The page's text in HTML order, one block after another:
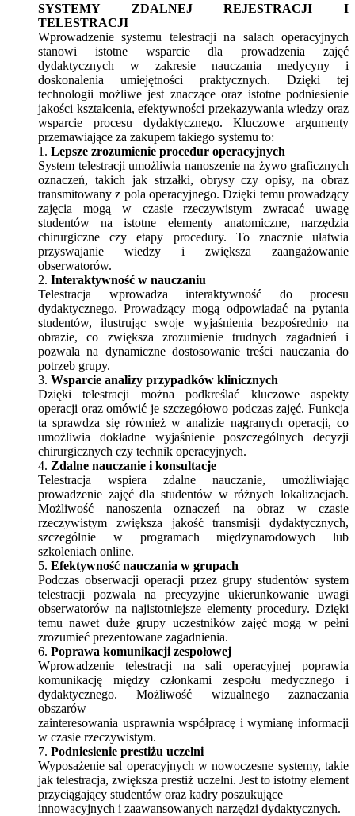
SYSTEMY ZDALNEJ REJESTRACJI I
TELESTRACJI
Wprowadzenie systemu telestracji na salach operacyjnych
stanowi istotne wsparcie dla prowadzenia zajęć
dydaktycznych w zakresie nauczania medycyny i
doskonalenia umiejętności praktycznych. Dzięki tej
technologii możliwe jest znaczące oraz istotne podniesienie
jakości kształcenia, efektywności przekazywania wiedzy oraz
wsparcie procesu dydaktycznego. Kluczowe argumenty
przemawiające za zakupem takiego systemu to:
1. Lepsze zrozumienie procedur operacyjnych
System telestracji umożliwia nanoszenie na żywo graficznych
oznaczeń, takich jak strzałki, obrysy czy opisy, na obraz
transmitowany z pola operacyjnego. Dzięki temu prowadzący
zajęcia mogą w czasie rzeczywistym zwracać uwagę
studentów na istotne elementy anatomiczne, narzędzia
chirurgiczne czy etapy procedury. To znacznie ułatwia
przyswajanie wiedzy i zwiększa zaangażowanie
obserwatorów.
2. Interaktywność w nauczaniu
Telestracja wprowadza interaktywność do procesu
dydaktycznego. Prowadzący mogą odpowiadać na pytania
studentów, ilustrując swoje wyjaśnienia bezpośrednio na
obrazie, co zwiększa zrozumienie trudnych zagadnień i
pozwala na dynamiczne dostosowanie treści nauczania do
potrzeb grupy.
3. Wsparcie analizy przypadków klinicznych
Dzięki telestracji można podkreślać kluczowe aspekty
operacji oraz omówić je szczegółowo podczas zajęć. Funkcja
ta sprawdza się również w analizie nagranych operacji, co
umożliwia dokładne wyjaśnienie poszczególnych decyzji
chirurgicznych czy technik operacyjnych.
4. Zdalne nauczanie i konsultacje
Telestracja wspiera zdalne nauczanie, umożliwiając
prowadzenie zajęć dla studentów w różnych lokalizacjach.
Możliwość nanoszenia oznaczeń na obraz w czasie
rzeczywistym zwiększa jakość transmisji dydaktycznych,
szczególnie w programach międzynarodowych lub
szkoleniach online.
5. Efektywność nauczania w grupach
Podczas obserwacji operacji przez grupy studentów system
telestracji pozwala na precyzyjne ukierunkowanie uwagi
obserwatorów na najistotniejsze elementy procedury. Dzięki
temu nawet duże grupy uczestników zajęć mogą w pełni
zrozumieć prezentowane zagadnienia.
6. Poprawa komunikacji zespołowej
Wprowadzenie telestracji na sali operacyjnej poprawia
komunikację między członkami zespołu medycznego i
dydaktycznego. Możliwość wizualnego zaznaczania
obszarów
zainteresowania usprawnia współpracę i wymianę informacji
w czasie rzeczywistym.
7. Podniesienie prestiżu uczelni
Wyposażenie sal operacyjnych w nowoczesne systemy, takie
jak telestracja, zwiększa prestiż uczelni. Jest to istotny element
przyciągający studentów oraz kadry poszukujące
innowacyjnych i zaawansowanych narzędzi dydaktycznych.